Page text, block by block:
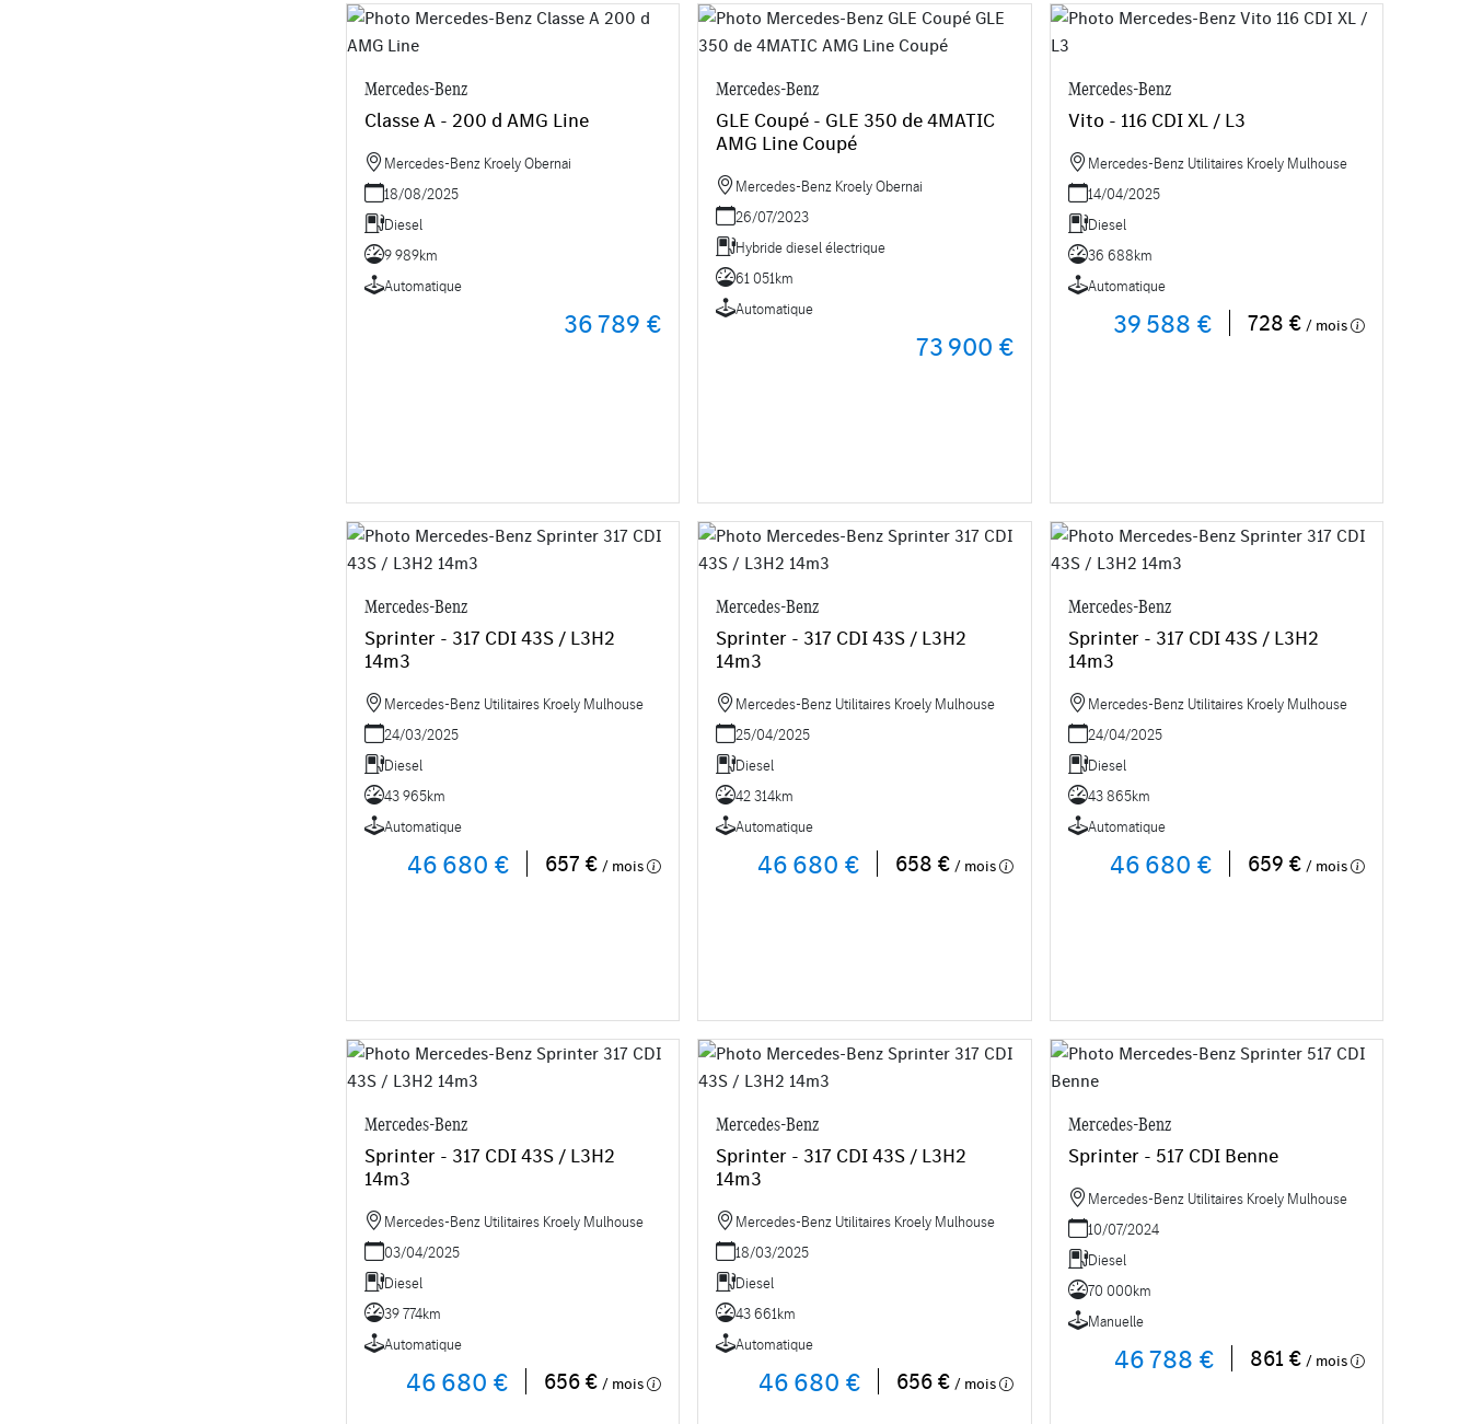
Mercedes-Benz
Classe A - 200 d AMG Line
Mercedes-Benz Kroely Obernai
18/08/2025
Diesel
9 989km
Automatique
36 789 €
Mercedes-Benz
GLE Coupé - GLE 350 de 4MATIC
AMG Line Coupé
Mercedes-Benz Kroely Obernai
26/07/2023
Hybride diesel électrique
61 051km
Automatique
73 900 €
Mercedes-Benz
Vito - 116 CDI XL / L3
Mercedes-Benz Utilitaires Kroely Mulhouse
14/04/2025
Diesel
36 688km
Automatique
39 588 € 728 € / mois
Mercedes-Benz
Sprinter - 317 CDI 43S / L3H2
14m3
Mercedes-Benz Utilitaires Kroely Mulhouse
24/03/2025
Diesel
43 965km
Automatique
46 680 € 657 € / mois
Mercedes-Benz
Sprinter - 317 CDI 43S / L3H2
14m3
Mercedes-Benz Utilitaires Kroely Mulhouse
25/04/2025
Diesel
42 314km
Automatique
46 680 € 658 € / mois
Mercedes-Benz
Sprinter - 317 CDI 43S / L3H2
14m3
Mercedes-Benz Utilitaires Kroely Mulhouse
24/04/2025
Diesel
43 865km
Automatique
46 680 € 659 € / mois
Mercedes-Benz
Sprinter - 317 CDI 43S / L3H2
14m3
Mercedes-Benz Utilitaires Kroely Mulhouse
03/04/2025
Diesel
39 774km
Automatique
46 680 € 656 € / mois
Mercedes-Benz
Sprinter - 317 CDI 43S / L3H2
14m3
Mercedes-Benz Utilitaires Kroely Mulhouse
18/03/2025
Diesel
43 661km
Automatique
46 680 € 656 € / mois
Mercedes-Benz
Sprinter - 517 CDI Benne
Mercedes-Benz Utilitaires Kroely Mulhouse
10/07/2024
Diesel
70 000km
Manuelle
46 788 € 861 € / mois